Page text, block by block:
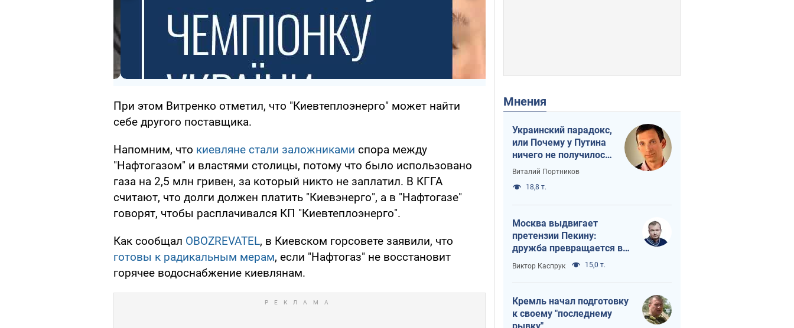
При этом Витренко отметил, что "Киевтеплоэнерго" может найти
себе другого поставщика.
Напомним, что киевляне стали заложниками спора между
"Нафтогазом" и властями столицы, потому что было использовано
газа на 2,5 млн гривен, за который никто не заплатил. В КГГА
считают, что долги должен платить "Киевэнерго", а в "Нафтогазе"
говорят, чтобы расплачивался КП "Киевтеплоэнерго".
Как сообщал OBOZREVATEL, в Киевском горсовете заявили, что
готовы к радикальным мерам, если "Нафтогаз" не восстановит
горячее водоснабжение киевлянам.
Мнения
Украинский парадокс,
или Почему у Путина
ничего не получилось
с Украиной
Виталий Портников
18,8 т.
Москва выдвигает
претензии Пекину:
дружба превращается в
зависимость России от
Китая
Виктор Каспрук 15,0 т.
Кремль начал подготовку
к своему "последнему